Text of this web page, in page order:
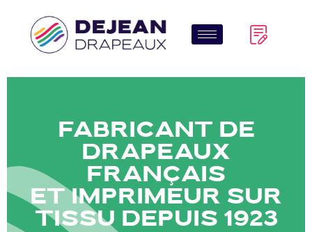
Fabricant de
drapeaux
Français
et imprimeur sur
tissu depuis 1923